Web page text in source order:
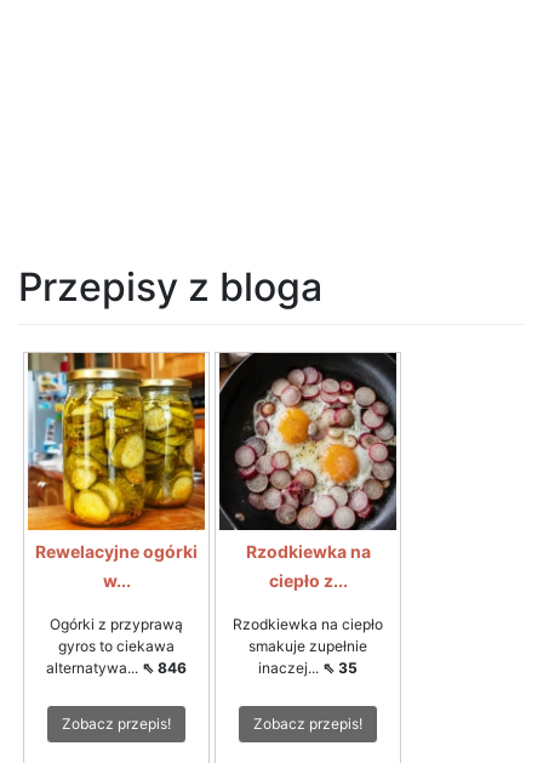
Przepisy z bloga
Rewelacyjne ogórki
w...
Ogórki z przyprawą
gyros to ciekawa
alternatywa... ⇖ 846
Zobacz przepis!
Rzodkiewka na
ciepło z...
Rzodkiewka na ciepło
smakuje zupełnie
inaczej... ⇖ 35
Zobacz przepis!